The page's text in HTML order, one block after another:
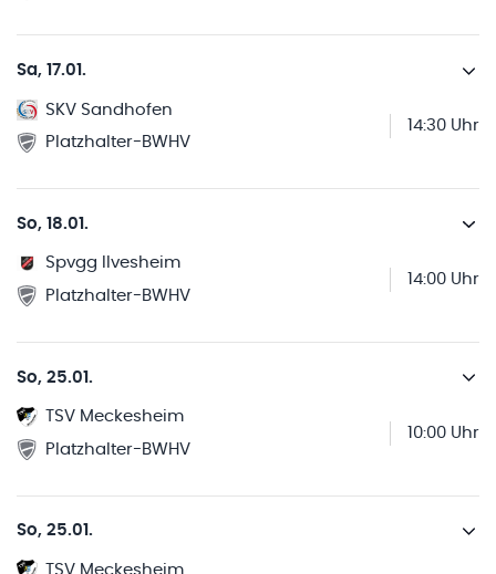
Sa, 17.01.
SKV Sandhofen
Platzhalter-BWHV
14:30 Uhr
So, 18.01.
Spvgg Ilvesheim
Platzhalter-BWHV
14:00 Uhr
So, 25.01.
TSV Meckesheim
Platzhalter-BWHV
10:00 Uhr
So, 25.01.
TSV Meckesheim